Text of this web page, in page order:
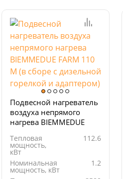
Подвесной нагреватель
воздуха непрямого
нагрева BIEMMEDUE
дизельной горелкой и
адаптером)
Тепловая
мощность,
кВт
112.6
Номинальная
мощность, кВт
1.2